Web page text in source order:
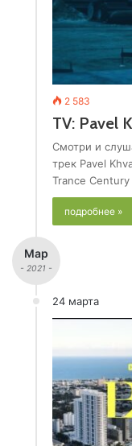
2 583
TV: Pavel
Смотри и
трек Pavel
Trance
подробнее »
Мар
- 2021 -
24 марта